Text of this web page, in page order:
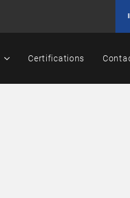
Certifications